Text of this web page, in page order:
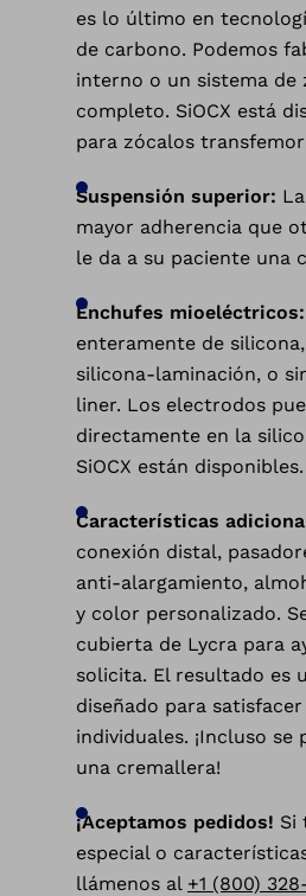
es lo último en
de carbono. Podemos
interno o un sistema de
completo. SiOCX está
para zócalos
Suspensión superior:
mayor adherencia que
le da a su paciente una
Enchufes mioeléctricos:
enteramente de
silicona-laminación, o
liner. Los electrodos
directamente en la
SiOCX están disponibles.
Características
conexión distal,
anti-alargamiento,
y color personalizado.
cubierta de Lycra para
solicita. El resultado es
diseñado para
individuales. ¡Incluso
una cremallera!
¡Aceptamos pedidos! Si
especial o
llámenos al +1 (800)